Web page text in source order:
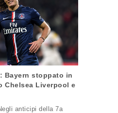
Bayern stoppato in
Chelsea Liverpool e
anticipi della 7a